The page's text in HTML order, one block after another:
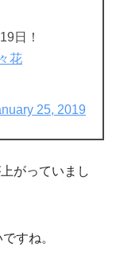
日！
花
25, 2019
がっていまし
すね。